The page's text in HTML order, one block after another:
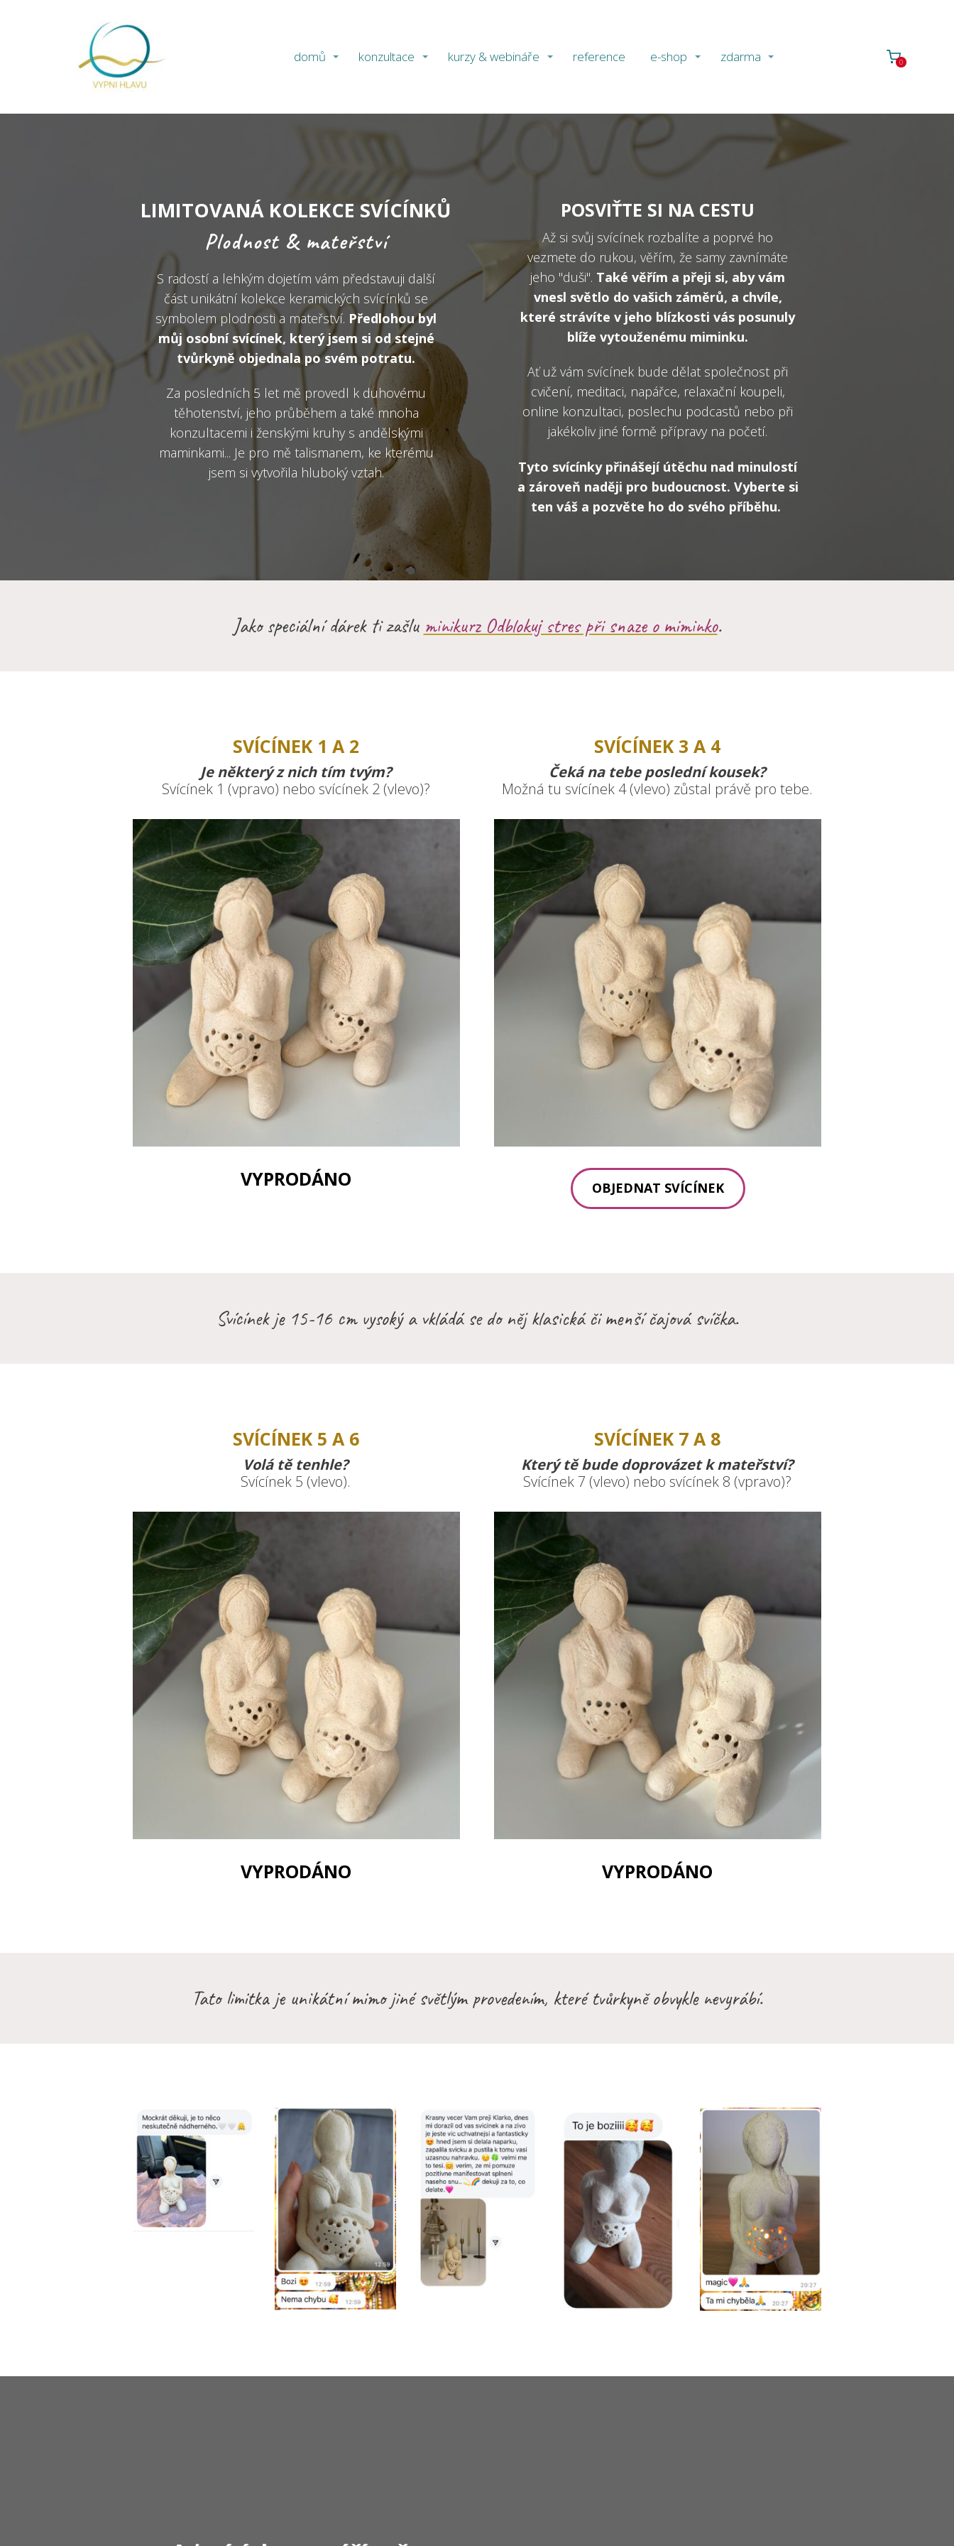
domů konzultace kurzy & webináře reference e-shop zdarma 0
LIMITOVANÁ KOLEKCE SVÍCÍNKŮ
Plodnost & mateřství
S radostí a lehkým dojetím vám představuji další
část unikátní kolekce keramických svícínků se
symbolem plodnosti a mateřství. Předlohou byl
můj osobní svícínek, který jsem si od stejné
tvůrkyně objednala po svém potratu.
Za posledních 5 let mě provedl k duhovému
těhotenství, jeho průběhem a také mnoha
konzultacemi i ženskými kruhy s andělskými
maminkami... Je pro mě talismanem, ke kterému
jsem si vytvořila hluboký vztah.
POSVIŤTE SI NA CESTU
Až si svůj svícínek rozbalíte a poprvé ho
vezmete do rukou, věřím, že samy zavnímáte
jeho "duši". Také věřím a přeji si, aby vám
vnesl světlo do vašich záměrů, a chvíle,
které strávíte v jeho blízkosti vás posunuly
blíže vytouženému miminku.
Ať už vám svícínek bude dělat společnost při
cvičení, meditaci, napářce, relaxační koupeli,
online konzultaci, poslechu podcastů nebo při
jakékoliv jiné formě přípravy na početí.
Tyto svícínky přinášejí útěchu nad minulostí
a zároveň naději pro budoucnost. Vyberte si
ten váš a pozvěte ho do svého příběhu.
Jako speciální dárek ti zašlu minikurz Odblokuj stres při snaze o miminko.
SVÍCÍNEK 1 A 2
Je některý z nich tím tvým?
Svícínek 1 (vpravo) nebo svícínek 2 (vlevo)?
VYPRODÁNO
SVÍCÍNEK 3 A 4
Čeká na tebe poslední kousek?
Možná tu svícínek 4 (vlevo) zůstal právě pro tebe.
OBJEDNAT SVÍCÍNEK
Svícínek je 15-16 cm vysoký a vkládá se do něj klasická či menší čajová svíčka.
SVÍCÍNEK 5 A 6
Volá tě tenhle?
Svícínek 5 (vlevo).
VYPRODÁNO
SVÍCÍNEK 7 A 8
Který tě bude doprovázet k mateřství?
Svícínek 7 (vlevo) nebo svícínek 8 (vpravo)?
VYPRODÁNO
Tato limitka je unikátní mimo jiné světlým provedením, které tvůrkyně obvykle nevyrábí.